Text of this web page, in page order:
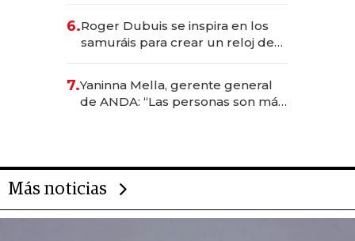
6.Roger Dubuis se inspira en los
samuráis para crear un reloj de
7.Yaninna Mella, gerente general
de ANDA: “Las personas son más
Más noticias